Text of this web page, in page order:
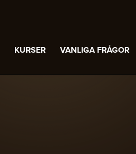
KURSER VANLIGA FRÅGOR